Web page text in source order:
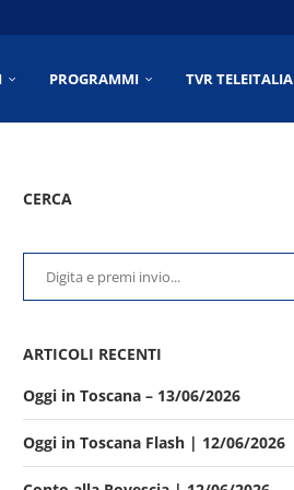
PROGRAMMI TVR TELEITALIA
CERCA
ARTICOLI RECENTI
Oggi in Toscana – 13/06/2026
Oggi in Toscana Flash | 12/06/2026